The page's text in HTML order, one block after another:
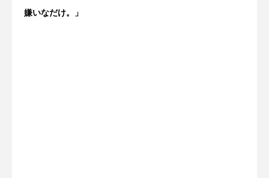
嫌いなだけ。」